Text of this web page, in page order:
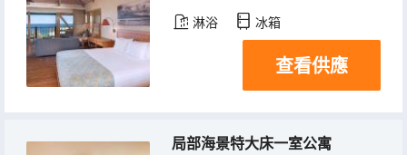
淋浴 冰箱
查看供應
局部海景特大床一室公寓